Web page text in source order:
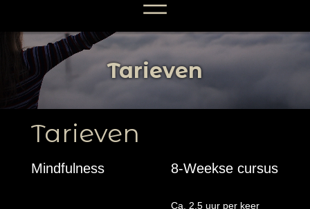
Tarieven
Tarieven
Mindfulness 8-Weekse cursus
Ca. 2,5 uur per keer